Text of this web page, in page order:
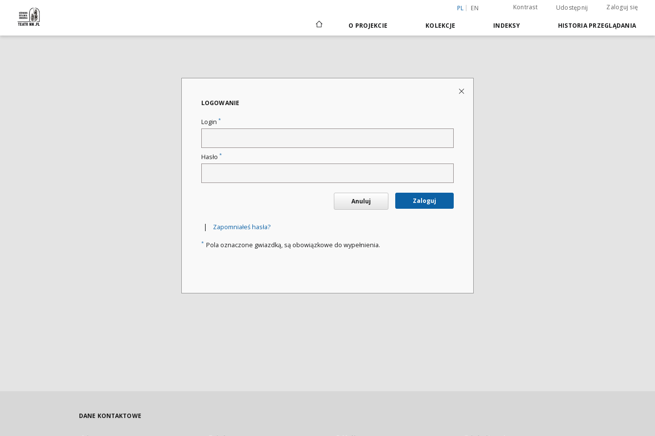
PL EN Kontrast Udostępnij Zaloguj się
O PROJEKCIE KOLEKCJE INDEKSY HISTORIA PRZEGLĄDANIA
LOGOWANIE
Login *
Hasło *
Anuluj Zaloguj
| Zapomniałeś hasła?
* Pola oznaczone gwiazdką, są obowiązkowe do wypełnienia.
DANE KONTAKTOWE